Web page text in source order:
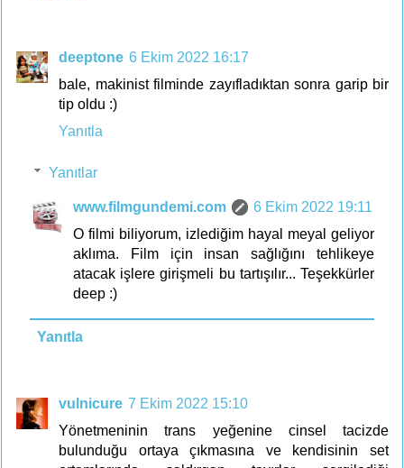
deeptone 6 Ekim 2022 16:17
bale, makinist filminde zayıfladıktan sonra garip bir
tip oldu :)
Yanıtla
Yanıtlar
www.filmgundemi.com
6 Ekim 2022 19:11
O filmi biliyorum, izlediğim hayal meyal geliyor
aklıma. Film için insan sağlığını tehlikeye
atacak işlere girişmeli bu tartışılır... Teşekkürler
deep :)
Yanıtla
vulnicure 7 Ekim 2022 15:10
Yönetmeninin trans yeğenine cinsel tacizde
bulunduğu ortaya çıkmasına ve kendisinin set